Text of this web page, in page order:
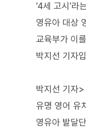
'4세 고시'라
영유아 대상
교육부가 이
박지선 기자
박지선 기자>
유명 영어 유
영유아 발달